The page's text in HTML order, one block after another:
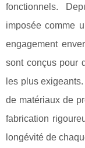
fonctionnels.
imposée comme
engagement
sont conçus pour
les plus
de matériaux de
fabrication
longévité de